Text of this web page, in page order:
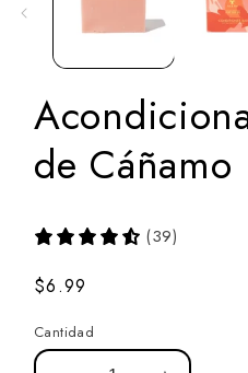
de Cáñamo
(39)
Precio
$6.99
Cantidad